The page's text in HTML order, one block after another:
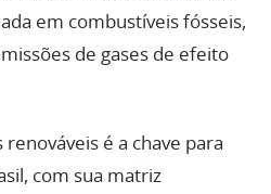
em combustíveis fósseis,
de gases de efeito
é a chave para
com sua matriz